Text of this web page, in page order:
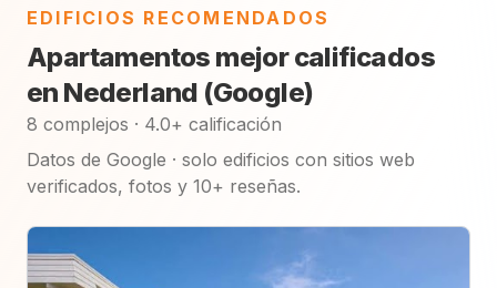
EDIFICIOS RECOMENDADOS
Apartamentos mejor calificados
en Nederland (Google)
8 complejos · 4.0+ calificación
Datos de Google · solo edificios con sitios web
verificados, fotos y 10+ reseñas.